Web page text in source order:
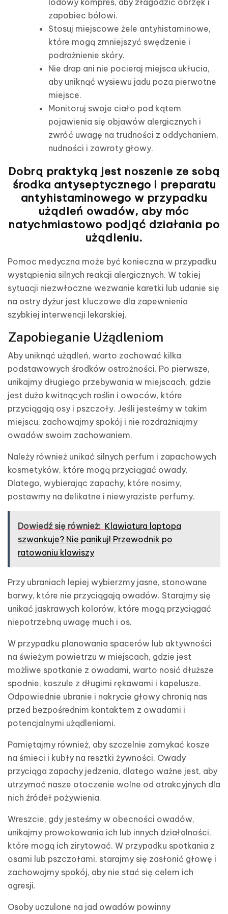
zapobiec bólowi.
Stosuj miejscowe żele antyhistaminowe,
które mogą zmniejszyć swędzenie i
podrażnienie skóry.
Nie drap ani nie pocieraj miejsca ukłucia,
aby uniknąć wysiewu jadu poza pierwotne
miejsce.
Monitoruj swoje ciało pod kątem
pojawienia się objawów alergicznych i
zwróć uwagę na trudności z oddychaniem,
nudności i zawroty głowy.
Dobrą praktyką jest noszenie ze sobą
środka antyseptycznego i preparatu
antyhistaminowego w przypadku
użądleń owadów, aby móc
natychmiastowo podjąć działania po
użądleniu.
Pomoc medyczna może być konieczna w przypadku
wystąpienia silnych reakcji alergicznych. W takiej
sytuacji niezwłoczne wezwanie karetki lub udanie się
na ostry dyżur jest kluczowe dla zapewnienia
szybkiej interwencji lekarskiej.
Zapobieganie Użądleniom
Aby uniknąć użądleń, warto zachować kilka
podstawowych środków ostrożności. Po pierwsze,
unikajmy długiego przebywania w miejscach, gdzie
jest dużo kwitnących roślin i owoców, które
przyciągają osy i pszczoły. Jeśli jesteśmy w takim
miejscu, zachowajmy spokój i nie rozdrażniajmy
owadów swoim zachowaniem.
Należy również unikać silnych perfum i zapachowych
kosmetyków, które mogą przyciągać owady.
Dlatego, wybierając zapachy, które nosimy,
postawmy na delikatne i niewyraziste perfumy.
Dowiedź się również: Klawiatura laptopa
szwankuje? Nie panikuj! Przewodnik po
ratowaniu klawiszy
Przy ubraniach lepiej wybierzmy jasne, stonowane
barwy, które nie przyciągają owadów. Starajmy się
unikać jaskrawych kolorów, które mogą przyciągać
niepotrzebną uwagę much i os.
W przypadku planowania spacerów lub aktywności
na świeżym powietrzu w miejscach, gdzie jest
możliwe spotkanie z owadami, warto nosić dłuższe
spodnie, koszule z długimi rękawami i kapelusze.
Odpowiednie ubranie i nakrycie głowy chronią nas
przed bezpośrednim kontaktem z owadami i
potencjalnymi użądleniami.
Pamiętajmy również, aby szczelnie zamykać kosze
na śmieci i kubły na resztki żywności. Owady
przyciąga zapachy jedzenia, dlatego ważne jest, aby
utrzymać nasze otoczenie wolne od atrakcyjnych dla
nich źródeł pożywienia.
Wreszcie, gdy jesteśmy w obecności owadów,
unikajmy prowokowania ich lub innych działalności,
które mogą ich zirytować. W przypadku spotkania z
osami lub pszczołami, starajmy się zasłonić głowę i
zachowajmy spokój, aby nie stać się celem ich
agresji.
Osoby uczulone na jad owadów powinny